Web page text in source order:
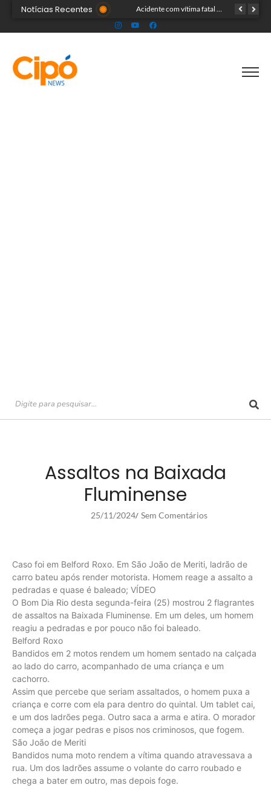
Notícias Recentes Incêndio atinge residência de madeira no bairro do Colégio, em Cruzeiro do Sul
Assaltos na Baixada
Fluminense
25/11/2024/ Sem Comentários
Caso foi em Belford Roxo. Em São João de Meriti, ladrão de
carro bateu após render motorista. Homem reage a assalto a
pedradas e quase é baleado; VÍDEO
O Bom Dia Rio desta segunda-feira (25) mostrou 2 flagrantes
de assaltos na Baixada Fluminense. Em um deles, um homem
reagiu a pedradas e por pouco não foi baleado.
Belford Roxo
Bandidos em 2 motos rendem um homem sentado na calçada
ao lado do carro, acompanhado de uma criança e um
cachorro.
Assim que percebe que seriam assaltados, o homem puxa a
criança e corre com ela para dentro do quintal. Um tablet cai,
e um dos ladrões pega. Outro saca a arma e atira. O morador
começa a jogar pedras e pisos nos criminosos, que fogem.
São João de Meriti
Bandidos numa moto rendem a vítima quando atravessava a
rua. Um dos ladrões assume o volante do carro roubado e
chega a bater em outro, mas depois foge.